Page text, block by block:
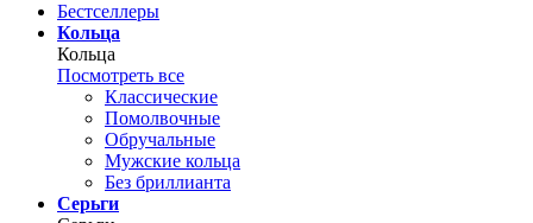
Бестселлеры
Кольца
Кольца
Посмотреть все
Классические
Помолвочные
Обручальные
Мужские кольца
Без бриллианта
Серьги